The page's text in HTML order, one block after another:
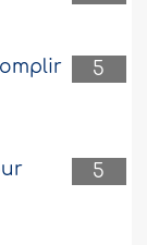
5
5